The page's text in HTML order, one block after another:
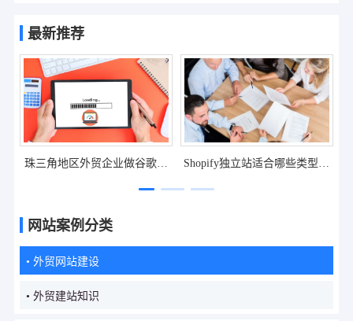
最新推荐
珠三角地区外贸企业做谷歌推
Shopify独立站适合哪些类型的
网站案例分类
• 外贸网站建设
• 外贸建站知识